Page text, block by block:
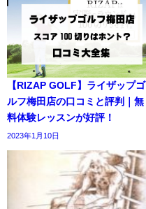
【RIZAP GOLF】ライザップゴ
ルフ梅田店の口コミと評判｜無
料体験レッスンが好評！
2023年1月10日